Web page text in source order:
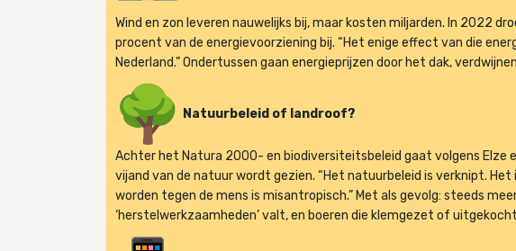
Wind en zon leveren nauwelijks bij, maar kosten miljarden. In 2022
procent van de energievoorziening bij. “Het enige effect van die
Nederland.” Ondertussen gaan energieprijzen door het dak,
Natuurbeleid of landroof?
Achter het Natura 2000- en biodiversiteitsbeleid gaat volgens Elze
vijand van de natuur wordt gezien. “Het natuurbeleid is verknipt.
worden tegen de mens is misantropisch.” Met als gevolg: steeds
‘herstelwerkzaamheden’ valt, en boeren die klemgezet of